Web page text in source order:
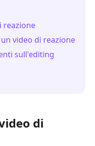
reazione
video di reazione
sull'editing
di